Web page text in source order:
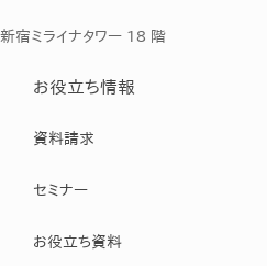
宿ミライナタワー 18 階
お役立ち情報
資料請求
セミナー
お役立ち資料